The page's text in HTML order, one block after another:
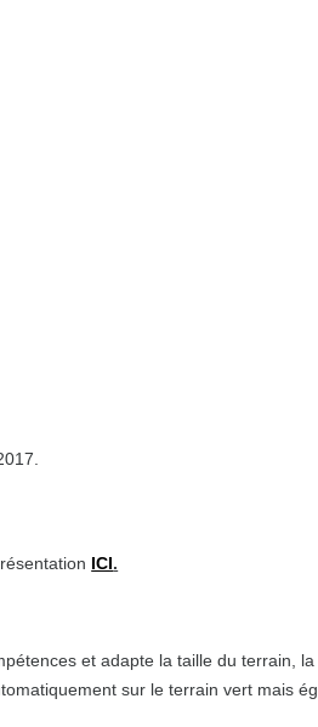
ICI.
et adapte la taille du
sur le terrain vert mais